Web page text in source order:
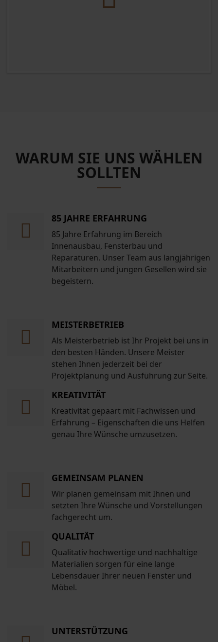
WARUM SIE UNS WÄHLEN
SOLLTEN
85 JAHRE ERFAHRUNG
85 Jahre Erfahrung im Bereich
Innenausbau, Fensterbau und
Reparaturen. Unser Team aus langjährigen
Mitarbeitern und jungen Gesellen wird sie
begeistern.
MEISTERBETRIEB
Als Meisterbetrieb ist Ihr Projekt bei uns in
den besten Händen. Unsere Meister
stehen Ihnen jederzeit bei der
Projektplanung und Ausführung zur Seite.
KREATIVITÄT
Kreativität gepaart mit Fachwissen und
Erfahrung – Eigenschaften die uns Helfen
genau Ihre Wünsche umzusetzen.
GEMEINSAM PLANEN
Wir planen gemeinsam mit Ihnen und
setzten Ihre Wünsche und Vorstellungen
fachgerecht um.
QUALITÄT
Qualitativ hochwertige und nachhaltige
Materialien sorgen für eine lange
Lebensdauer Ihrer neuen Fenster und
Möbel.
UNTERSTÜTZUNG